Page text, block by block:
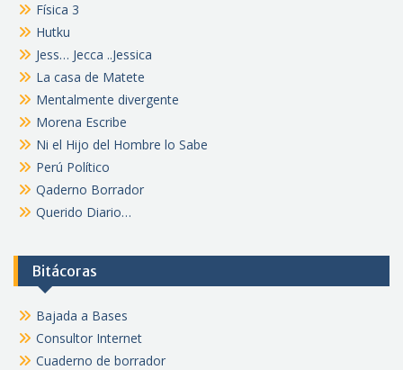
Física 3
Hutku
Jess… Jecca ..Jessica
La casa de Matete
Mentalmente divergente
Morena Escribe
Ni el Hijo del Hombre lo Sabe
Perú Político
Qaderno Borrador
Querido Diario…
Bitácoras
Bajada a Bases
Consultor Internet
Cuaderno de borrador